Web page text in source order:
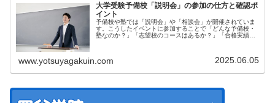
大学受験予備校「説明会」の参加の仕方と確認ポ
イント
予備校や塾では「説明会」や「相談会」が開催されていま
す。こうしたイベントに参加することで「どんな予備校・
塾なのか？」「志望校のコースはあるか？」「合格実績は
www.yotsuyagakuin.com 2025.06.05